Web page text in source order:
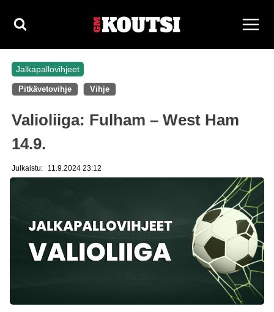
sisältöön
Jalkapallovihjeet
Pitkävetovihje Vihje
Valioliiga: Fulham – West Ham
14.9.
Julkaistu: 11.9.2024 23:12